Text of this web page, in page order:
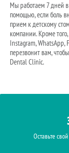
Мы работаем 7 дней в
помощью, если боль
прием к детскому
компании. Кроме
Instagram, WhatsApp,
перезвонит вам,
Dental Clinic.
Оставьте